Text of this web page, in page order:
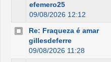
efemero25
09/08/2026 12:12
Re: Fraqueza é amar
gillesdeferre
09/08/2026 11:28